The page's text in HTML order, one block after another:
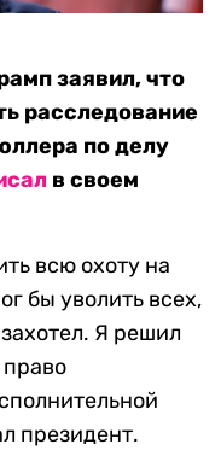
заявил, что
расследование
по делу
в своем
всю охоту на
бы уволить всех,
Я решил
право
президент.